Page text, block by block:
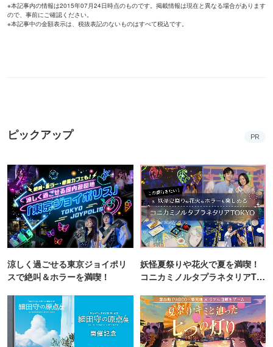
※本記事内の情報は2015年07月24日時点のものです。掲載情報は現在と異なる場合があります
ので、事前にご確認ください。
※本記事中の金額表示は、税抜表記のないものはすべて税込です。
ピックアップ PR
涼しく過ごせる東京ジョイポリ
スで絶叫＆ホラーを満喫！
妖怪夏祭りや花火で夏を満喫！
コニカミノルタプラネタリアTO